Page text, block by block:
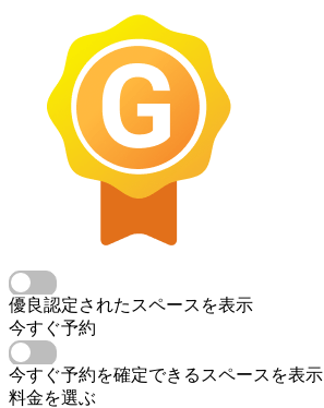
優良認定されたスペースを表示
今すぐ予約
今すぐ予約を確定できるスペースを表示
料金を選ぶ